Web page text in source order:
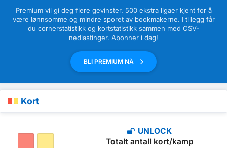
Premium vil gi deg flere gevinster. 500 ekstra ligaer kjent for å
være lønnsomme og mindre sporet av bookmakerne. I tillegg får
du cornerstatistikk og kortstatistikk sammen med CSV-
nedlastinger. Abonner i dag!
BLI PREMIUM NÅ
Kort
UNLOCK
Totalt antall kort/kamp